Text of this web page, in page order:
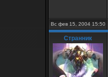
Вс фев 15, 2004 15:50
Странник